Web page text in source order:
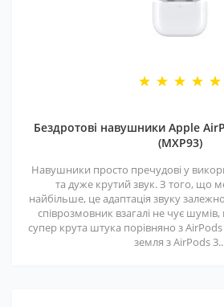
Бездротові навушники Apple
(MXP93)
Навушники просто пречудові у
та дуже крутий звук. З того, що
найбільше, це адаптація звуку
співрозмовник взагалі не чує
супер крута штука порівняно з AirPods
земля з AirPods